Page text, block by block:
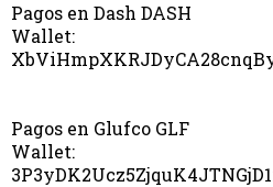
Pagos en Dash DASH
Wallet:
Pagos en Glufco GLF
Wallet: